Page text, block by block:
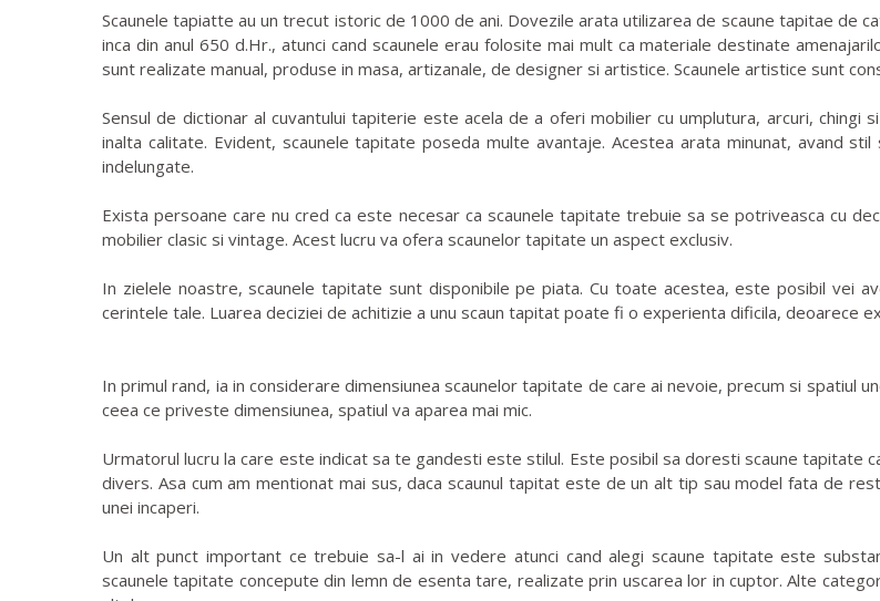
Scaunele tapiatte au un trecut istoric de 1000 de ani. Dovezile arata utilizarea de scaune tapitae de
inca din anul 650 d.Hr., atunci cand scaunele erau folosite mai mult ca materiale destinate
sunt realizate manual, produse in masa, artizanale, de designer si artistice. Scaunele artistice sunt
Sensul de dictionar al cuvantului tapiterie este acela de a oferi mobilier cu umplutura, arcuri,
inalta calitate. Evident, scaunele tapitate poseda multe avantaje. Acestea arata minunat, avand
indelungate.
Exista persoane care nu cred ca este necesar ca scaunele tapitate trebuie sa se potriveasca cu
mobilier clasic si vintage. Acest lucru va ofera scaunelor tapitate un aspect exclusiv.
In zielele noastre, scaunele tapitate sunt disponibile pe piata. Cu toate acestea, este posibil vei
cerintele tale. Luarea deciziei de achitizie a unu scaun tapitat poate fi o experienta dificila, deoarece
In primul rand, ia in considerare dimensiunea scaunelor tapitate de care ai nevoie, precum si spatiul
ceea ce priveste dimensiunea, spatiul va aparea mai mic.
Urmatorul lucru la care este indicat sa te gandesti este stilul. Este posibil sa doresti scaune tapitate
divers. Asa cum am mentionat mai sus, daca scaunul tapitat este de un alt tip sau model fata de
unei incaperi.
Un alt punct important ce trebuie sa-l ai in vedere atunci cand alegi scaune tapitate este
scaunele tapitate concepute din lemn de esenta tare, realizate prin uscarea lor in cuptor. Alte